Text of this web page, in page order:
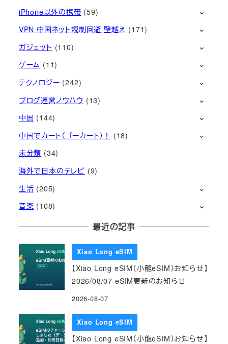
iPhone以外の携帯 (59)
VPN 中国ネット規制回避 壁越え (171)
ガジェット (110)
ゲーム (11)
テクノロジー (242)
ブログ運営ノウハウ (13)
中国 (144)
中国でカート（ゴーカート）！
(18)
未分類 (34)
海外で日本のテレビ (9)
生活 (205)
音楽 (108)
最近の記事
Xiao Long eSIM
【Xiao Long eSIM（小龍eSIM）お知らせ】
2026/08/07 eSIM更新のお知らせ
2026-08-07
Xiao Long eSIM
【Xiao Long eSIM（小龍eSIM）お知らせ】